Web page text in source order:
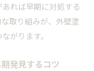
れば早期に対処する
取り組みが、外壁塗
がります。
発見するコツ